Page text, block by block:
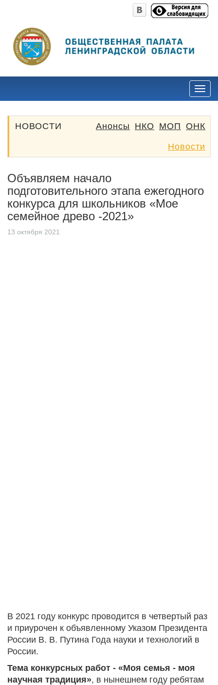
НОВОСТИ ОНК
МОП
НКО
Анонсы
Новости
Объявляем начало
подготовительного этапа ежегодного
конкурса для школьников «Мое
семейное древо -2021»
13 октября 2021
В 2021 году конкурс проводится в четвертый раз
и приурочен к объявленному Указом Президента
России В. В. Путина Года науки и технологий в
России.
Тема конкурсных работ - «Моя семья - моя
научная традиция», в нынешнем году ребятам